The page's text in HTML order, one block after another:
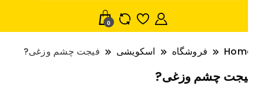
0
فروشگاه اسکویشی فیجت چشم وزغی?
چشم وزغی?